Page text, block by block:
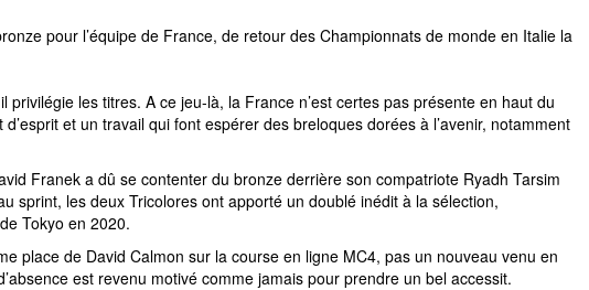
pour l’équipe de France, de retour des Championnats de monde en Italie la
les titres. A ce jeu-là, la France n’est certes pas présente en haut du
et un travail qui font espérer des breloques dorées à l’avenir, notamment
Franek a dû se contenter du bronze derrière son compatriote Ryadh Tarsim
sprint, les deux Tricolores ont apporté un doublé inédit à la sélection,
Tokyo en 2020.
place de David Calmon sur la course en ligne MC4, pas un nouveau venu en
est revenu motivé comme jamais pour prendre un bel accessit.